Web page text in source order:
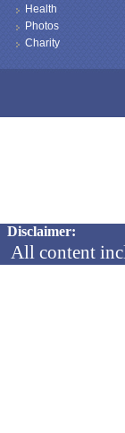
Health
Photos
Charity
Disclaimer:
All content